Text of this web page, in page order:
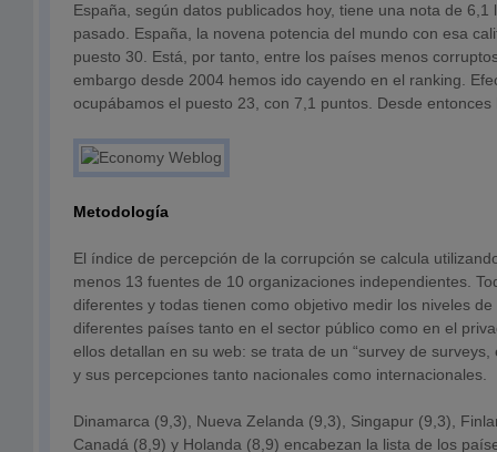
España, según datos publicados hoy, tiene una nota de 6,1
pasado. España, la novena potencia del mundo con esa
puesto 30. Está, por tanto, entre los países menos
embargo desde 2004 hemos ido cayendo en el ranking.
ocupábamos el puesto 23, con 7,1 puntos. Desde
Metodología
El índice de percepción de la corrupción se calcula
menos 13 fuentes de 10 organizaciones independientes.
diferentes y todas tienen como objetivo medir los niveles
diferentes países tanto en el sector público como en el
ellos detallan en su web: se trata de un “survey de
y sus percepciones tanto nacionales como internacionales.
Dinamarca (9,3), Nueva Zelanda (9,3), Singapur (9,3),
Canadá (8,9) y Holanda (8,9) encabezan la lista de los